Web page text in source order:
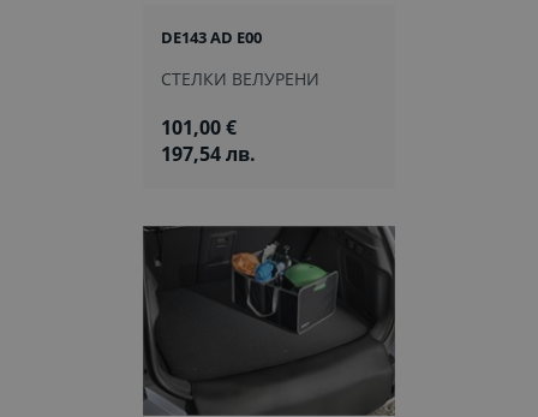
DE143 AD E00
СТЕЛКИ ВЕЛУРЕНИ
101,00 €
197,54 лв.